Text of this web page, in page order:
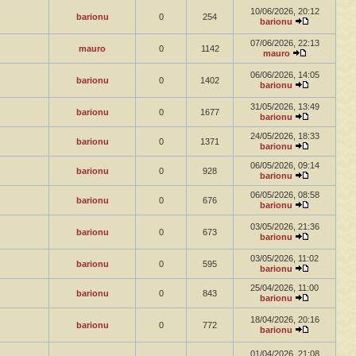
barionu 0 254
10/06/2026, 20:12
barionu
mauro 0 1142
07/06/2026, 22:13
mauro
barionu 0 1402
06/06/2026, 14:05
barionu
barionu 0 1677
31/05/2026, 13:49
barionu
barionu 0 1371
24/05/2026, 18:33
barionu
barionu 0 928
06/05/2026, 09:14
barionu
barionu 0 676
06/05/2026, 08:58
barionu
barionu 0 673
03/05/2026, 21:36
barionu
barionu 0 595
03/05/2026, 11:02
barionu
barionu 0 843
25/04/2026, 11:00
barionu
barionu 0 772
18/04/2026, 20:16
barionu
01/04/2026, 21:08